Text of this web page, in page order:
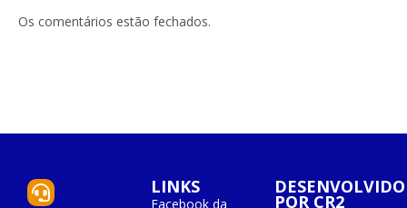
Os comentários estão fechados.
LINKS
Facebook da
DESENVOLVIDO
POR CR2